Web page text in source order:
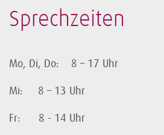
Sprechzeiten
Mo, Di, Do: 8 – 17 Uhr
Mi: 8 – 13 Uhr
Fr: 8 - 14 Uhr